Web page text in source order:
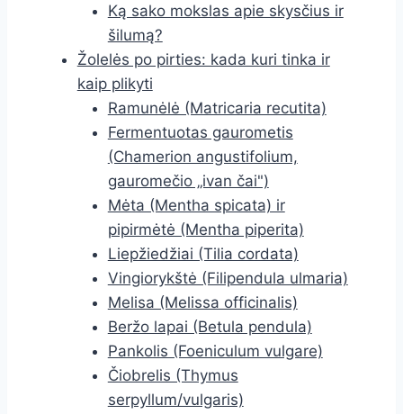
Ką sako mokslas apie skysčius ir
šilumą?
Žolelės po pirties: kada kuri tinka ir
kaip plikyti
Ramunėlė (Matricaria recutita)
Fermentuotas gaurometis
(Chamerion angustifolium,
gauromečio „ivan čai")
Mėta (Mentha spicata) ir
pipirmėtė (Mentha piperita)
Liepžiedžiai (Tilia cordata)
Vingiorykštė (Filipendula ulmaria)
Melisa (Melissa officinalis)
Beržo lapai (Betula pendula)
Pankolis (Foeniculum vulgare)
Čiobrelis (Thymus
serpyllum/vulgaris)